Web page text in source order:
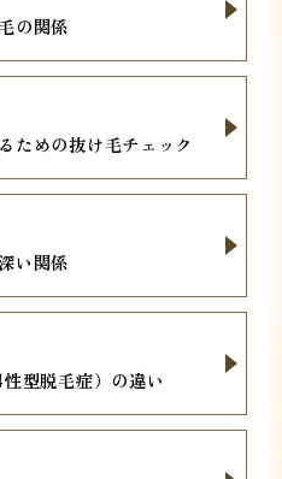
の関係
ための抜け毛チェック
い関係
型脱毛症）の違い